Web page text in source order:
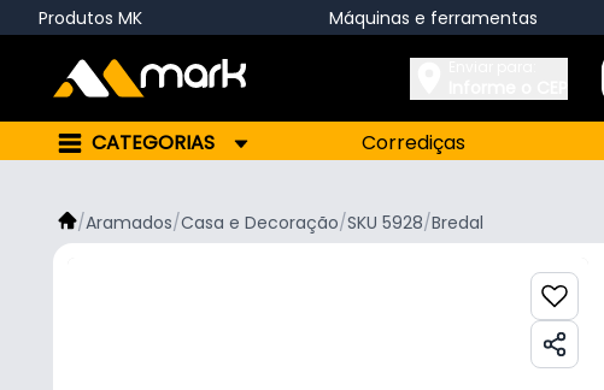
Produtos MK Máquinas e ferramentas
CATEGORIAS Corrediças
/Aramados/Casa e Decoração/SKU 5928/Bredal